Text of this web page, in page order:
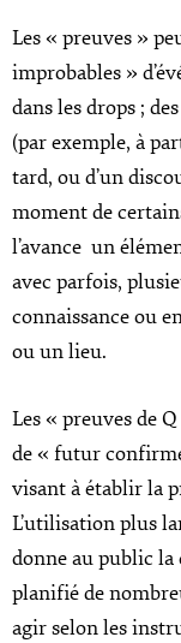
Les « preuves »
improbables »
dans les drops ;
(par exemple, à
tard, ou d’un
moment de
l’avance un
avec parfois,
connaissance ou
ou un lieu.
Les « preuves de
de « futur
visant à établir la
L’utilisation plus
donne au public la
planifié de
agir selon les